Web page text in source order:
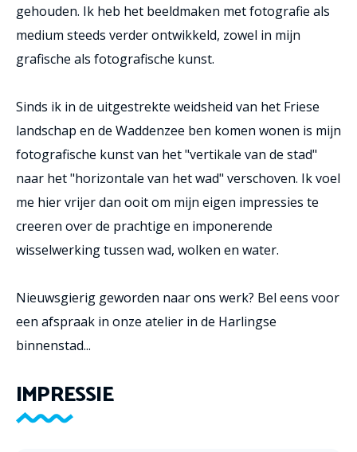
gehouden. Ik heb het beeldmaken met fotografie als
medium steeds verder ontwikkeld, zowel in mijn
grafische als fotografische kunst.
Sinds ik in de uitgestrekte weidsheid van het Friese
landschap en de Waddenzee ben komen wonen is mijn
fotografische kunst van het "vertikale van de stad"
naar het "horizontale van het wad" verschoven. Ik voel
me hier vrijer dan ooit om mijn eigen impressies te
creeren over de prachtige en imponerende
wisselwerking tussen wad, wolken en water.
Nieuwsgierig geworden naar ons werk? Bel eens voor
een afspraak in onze atelier in de Harlingse
binnenstad...
IMPRESSIE